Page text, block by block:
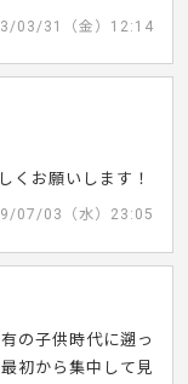
03/31（金）12:14
くお願いします！
07/03（水）23:05
の子供時代に遡っ
初から集中して見